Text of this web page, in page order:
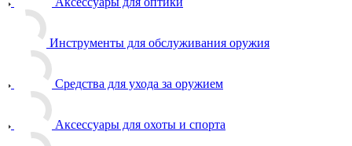
Инструменты для обслуживания оружия
Средства для ухода за оружием
Аксессуары для охоты и спорта